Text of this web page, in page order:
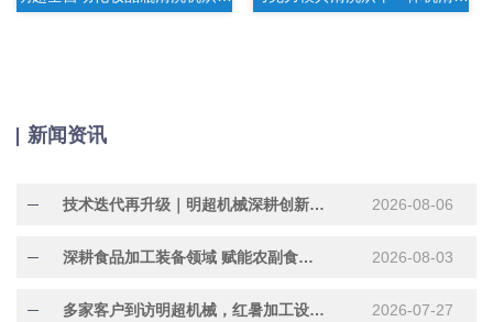
新闻资讯
技术迭代再升级｜明超机械深耕创新研发，助力行业提质增效 2026-08-06
深耕食品加工装备领域 赋能农副食品产业提质增效 2026-08-03
多家客户到访明超机械，红暑加工设备现场试机洽谈合作 2026-07-27